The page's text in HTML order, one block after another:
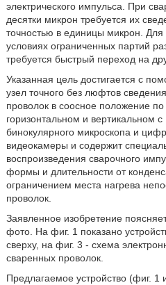
электрического импульса. При
десятки микрон требуется их
точностью в единицы микрон. Для
условиях ограниченных партий
требуется быстрый переход на
Указанная цель достигается с
узел точного без люфтов
проволок в соосное положение
горизонтальном и вертикальном
бинокулярного микроскопа и
видеокамеры и содержит
воспроизведения сварочного
формы и длительности от
ограничением места нагрева
проволок.
Заявленное изобретение
фото. На фиг. 1 показано
сверху, на фиг. 3 - схема
сваренных проволок.
Предлагаемое устройство (фиг.